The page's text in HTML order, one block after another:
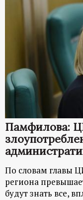
Памфилова:
По словам главы
региона
будут знать все,